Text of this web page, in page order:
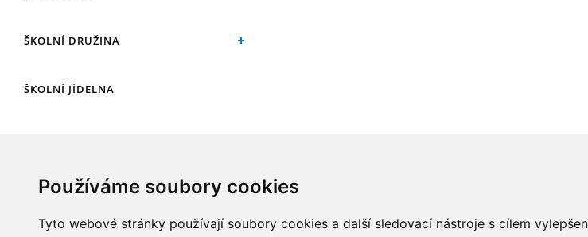
Používáme soubory cookies
Tyto webové stránky používají soubory cookies a další sledovací nástroje s cílem
ŠKOLNÍ DRUŽINA
ŠKOLNÍ JÍDELNA
KROUŽKY